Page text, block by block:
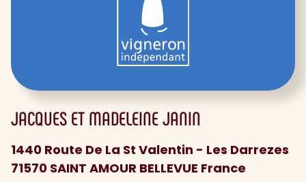
JACQUES ET MADELEINE JANIN
1440 Route De La St Valentin - Les Darrezes
71570 SAINT AMOUR BELLEVUE France